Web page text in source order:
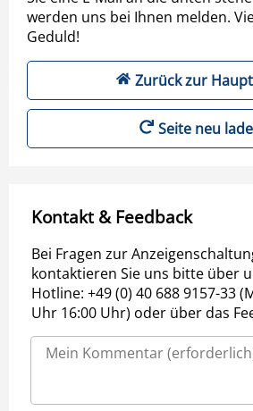
werden uns bei Ihnen melden.
Geduld!
Zurück zur
Seite neu
Kontakt & Feedback
Bei Fragen zur
kontaktieren Sie uns bitte über
Hotline: +49 (0) 40 688 9157-33
Uhr 16:00 Uhr) oder über das